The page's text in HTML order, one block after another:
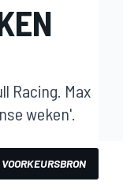
Racing. Max
weken'.